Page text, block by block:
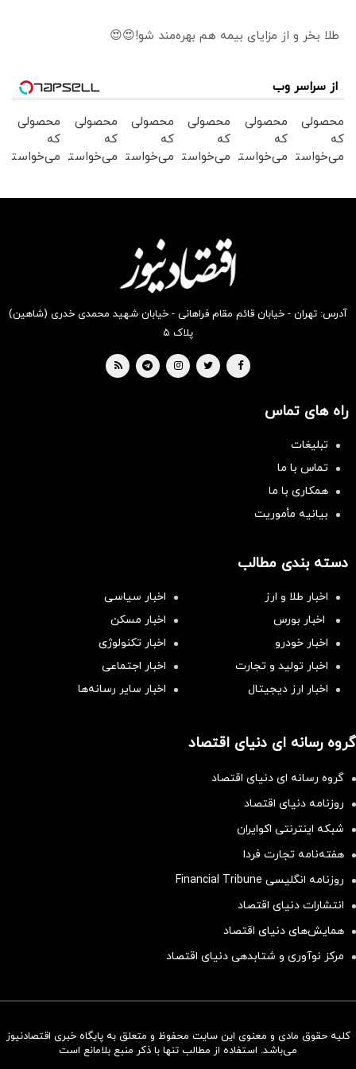
سرمایه‌گذاری همسنگ با شاخص
طلا بخر و از مزایای بیمه هم بهره‌مند شو!😍😍
از سراسر وب
محصولی
که
می‌خواستی
محصولی
که
می‌خواستی
محصولی
که
می‌خواستی
بخر !
محصولی
که
می‌خواستی
بخر !
محصولی
که
می‌خواستی
محصولی
که
می‌خواستی
آدرس: تهران - خیابان قائم مقام فراهانی - خیابان شهید محمدی خدری (شاهین)
پلاک ۵
راه های تماس
تبلیغات
تماس با ما
همکاری با ما
بیانیه مأموریت
دسته بندی مطالب
اخبار طلا و ارز
اخبار سیاسی
اخبار بورس
اخبار مسکن
اخبار خودرو
اخبار تکنولوژی
اخبار تولید و تجارت
اخبار اجتماعی
اخبار ارز دیجیتال
اخبار سایر رسانه‌‌ها
گروه رسانه ای دنیای اقتصاد
گروه رسانه ای دنیای اقتصاد
روزنامه دنیای اقتصاد
شبکه اینترنتی اکوایران
هفته‌نامه تجارت فردا
روزنامه انگلیسی Financial Tribune
انتشارات دنیای اقتصاد
همایش‌های دنیای اقتصاد
مرکز نوآوری و شتابدهی دنیای اقتصاد
کلیه حقوق مادی و معنوی این سایت محفوظ و متعلق به پایگاه خبری اقتصادنیوز
می‌باشد. استفاده از مطالب تنها با ذکر منبع بلامانع است